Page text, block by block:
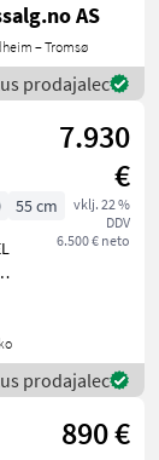
AS
– Tromsø
prodajalec
7.930
€
vklj. 22 %
DDV
6.500 € neto
55 cm
prodajalec
890 €